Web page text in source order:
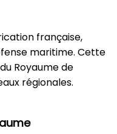
française,
maritime. Cette
Royaume de
régionales.